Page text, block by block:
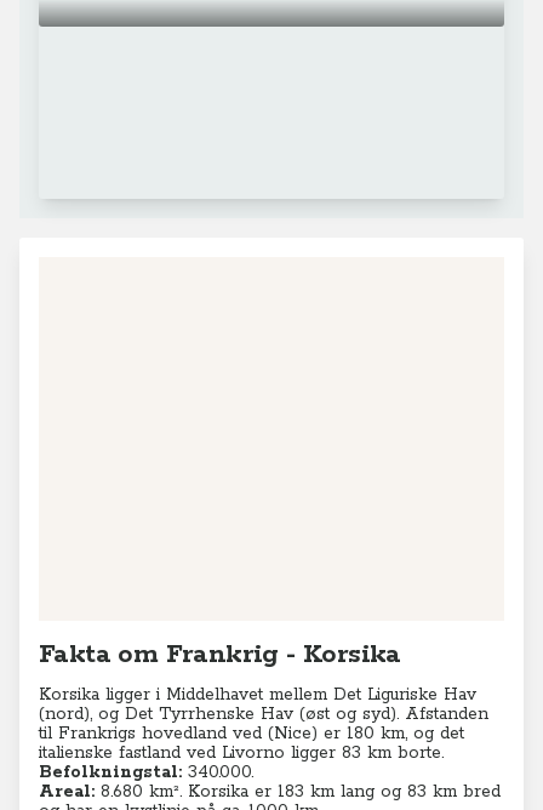
Fakta om Frankrig - Korsika
Korsika ligger i Middelhavet mellem Det Liguriske Hav
(nord), og Det Tyrrhenske Hav (øst og syd). Afstanden
til Frankrigs hovedland ved (Nice) er 180 km, og det
italienske fastland ved Livorno ligger 83 km borte.
Befolkningstal: 340.000.
Areal: 8.680 km². Korsika er 183 km lang og 83 km bred